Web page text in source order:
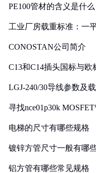
PE100管材的含义是什么
工业厂房载重标准：一
CONOSTAN公司简介
C13和C14插头国标与
LGJ-240/30导线参数及
寻找nce01p30k
电梯的尺寸有哪些规格
镀锌方管尺寸一般有哪
铝方管有哪些常见规格